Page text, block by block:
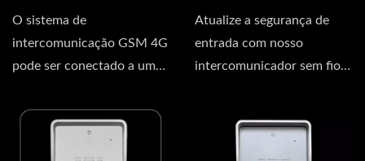
O sistema de
intercomunicação GSM 4G
pode ser conectado a um
botão...
Atualize a segurança de
entrada com nosso
intercomunicador sem fio